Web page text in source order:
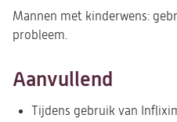
Mannen met kinderwens:
probleem.
Aanvullend
Tijdens gebruik van